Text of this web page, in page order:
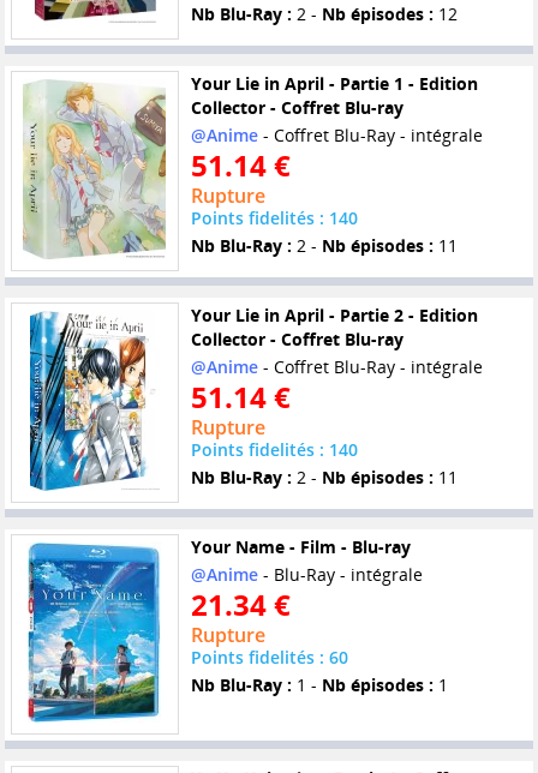
Nb Blu-Ray : 2 - Nb épisodes : 12
Your Lie in April - Partie 1 - Edition
Collector - Coffret Blu-ray
@Anime- Coffret Blu-Ray - intégrale
51.14 €
Rupture
Points fidelités : 140
Nb Blu-Ray : 2 - Nb épisodes : 11
Your Lie in April - Partie 2 - Edition
Collector - Coffret Blu-ray
@Anime- Coffret Blu-Ray - intégrale
51.14 €
Rupture
Points fidelités : 140
Nb Blu-Ray : 2 - Nb épisodes : 11
Your Name - Film - Blu-ray
@Anime- Blu-Ray - intégrale
21.34 €
Rupture
Points fidelités : 60
Nb Blu-Ray : 1 - Nb épisodes : 1